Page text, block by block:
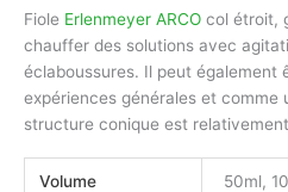
Fiole Erlenmeyer ARCO col étroit,
chauffer des solutions avec
éclaboussures. Il peut également
expériences générales et comme
structure conique est
Volume 50ml,